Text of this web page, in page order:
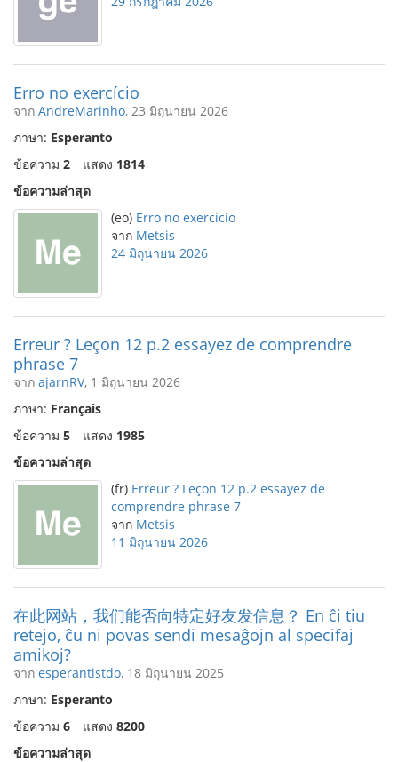
Erro no exercício
จาก AndreMarinho, 23 มิถุนายน 2026
ภาษา: Esperanto
ข้อความ 2 แสดง 1814
ข้อความล่าสุด
(eo) Erro no exercício
จาก Metsis
24 มิถุนายน 2026
Erreur ? Leçon 12 p.2 essayez de comprendre
phrase 7
จาก ajarnRV, 1 มิถุนายน 2026
ภาษา: Français
ข้อความ 5 แสดง 1985
ข้อความล่าสุด
(fr) Erreur ? Leçon 12 p.2 essayez de
comprendre phrase 7
จาก Metsis
11 มิถุนายน 2026
在此网站，我们能否向特定好友发信息？ En ĉi tiu
retejo, ĉu ni povas sendi mesaĝojn al specifaj
amikoj?
จาก esperantistdo, 18 มิถุนายน 2025
ภาษา: Esperanto
ข้อความ 6 แสดง 8200
ข้อความล่าสุด